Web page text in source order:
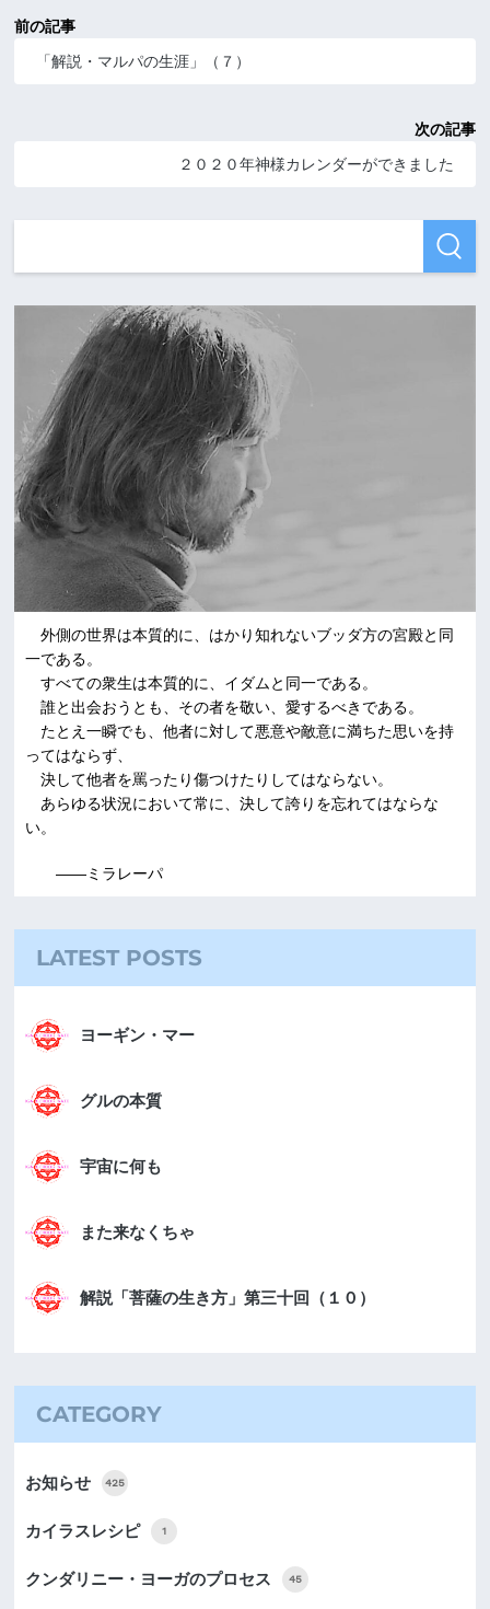
前の記事
「解説・マルパの生涯」（７）
次の記事
２０２０年神様カレンダーができました
外側の世界は本質的に、はかり知れないブッダ方の宮殿と同
一である。
すべての衆生は本質的に、イダムと同一である。
誰と出会おうとも、その者を敬い、愛するべきである。
たとえ一瞬でも、他者に対して悪意や敵意に満ちた思いを持
ってはならず、
決して他者を罵ったり傷つけたりしてはならない。
あらゆる状況において常に、決して誇りを忘れてはならな
い。
――ミラレーパ
LATEST POSTS
ヨーギン・マー
グルの本質
宇宙に何も
また来なくちゃ
解説「菩薩の生き方」第三十回（１０）
CATEGORY
お知らせ 425
カイラスレシピ 1
クンダリニー・ヨーガのプロセス 45